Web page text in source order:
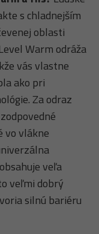
s chladnejším
oblasti
Warm odráža
vás vlastne
ako pri
Za odraz
vo vlákne
veľa
veľmi dobrý
silnú bariéru